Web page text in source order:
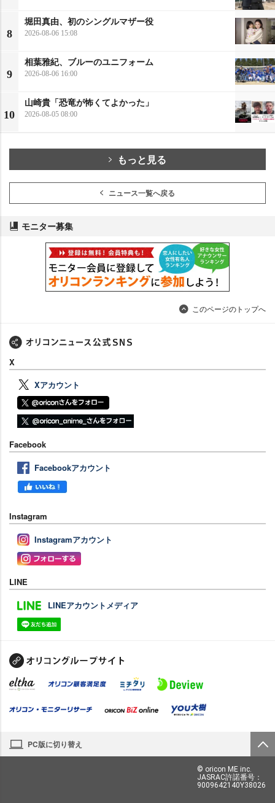
8
堀田真由、初のシングルマザー役
2026-08-06 15:08
9
相葉雅紀、ブルーのユニフォーム
2026-08-06 16:00
10
山崎貴「恐竜が怖くてよかった」
2026-08-05 08:00
もっと見る
ニュース一覧へ戻る
モニター募集
このページのトップへ
X
Xアカウント
Facebook
Facebookアカウント
Instagram
Instagramアカウント
LINE
LINEアカウントメディア
PC版に切り替え
© oricon ME inc.
JASRAC許諾番号：
9009642140Y38026